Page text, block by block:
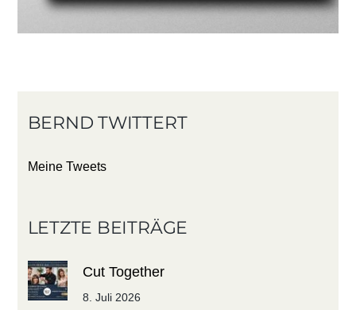
BERND TWITTERT
Meine Tweets
LETZTE BEITRÄGE
Cut Together
8. Juli 2026